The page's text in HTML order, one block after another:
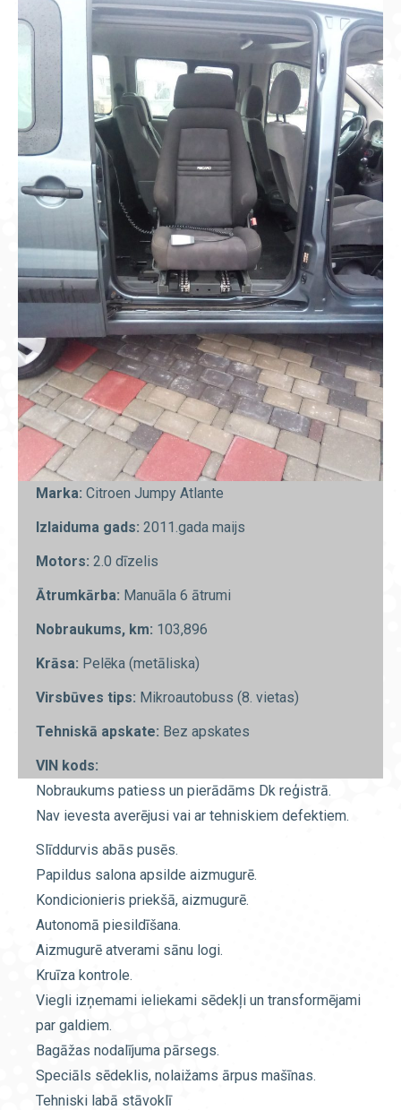
Marka: Citroen Jumpy Atlante
Izlaiduma gads: 2011.gada maijs
Motors: 2.0 dīzelis
Ātrumkārba: Manuāla 6 ātrumi
Nobraukums, km: 103,896
Krāsa: Pelēka (metāliska)
Virsbūves tips: Mikroautobuss (8. vietas)
Tehniskā apskate: Bez apskates
VIN kods:
Nobraukums patiess un pierādāms Dk reģistrā.
Nav ievesta averējusi vai ar tehniskiem defektiem.
Slīddurvis abās pusēs.
Papildus salona apsilde aizmugurē.
Kondicionieris priekšā, aizmugurē.
Autonomā piesildīšana.
Aizmugurē atverami sānu logi.
Kruīza kontrole.
Viegli izņemami ieliekami sēdekļi un transformējami
par galdiem.
Bagāžas nodalījuma pārsegs.
Speciāls sēdeklis, nolaižams ārpus mašīnas.
Tehniski labā stāvoklī